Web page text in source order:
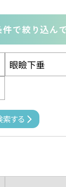
で絞り込ん